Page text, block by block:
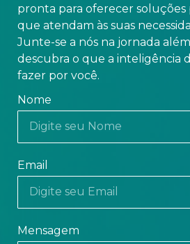
pronta para oferecer soluções
que atendam às suas
Junte-se a nós na jornada
descubra o que a inteligência
fazer por você.
Nome
Email
Mensagem